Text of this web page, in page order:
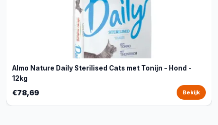
Almo Nature Daily Sterilised Cats met Tonijn - Hond -
12kg
€78,69 Bekijk